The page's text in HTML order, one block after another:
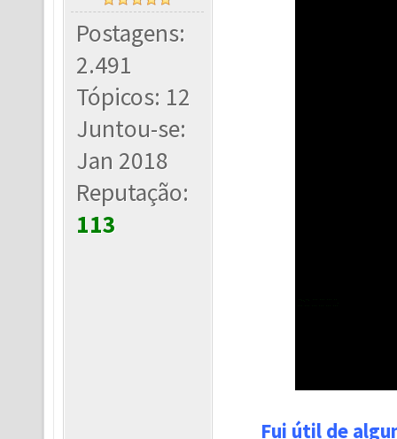
Postagens:
2.491
Tópicos: 12
Juntou-se:
Jan 2018
Reputação:
113
Fui útil de